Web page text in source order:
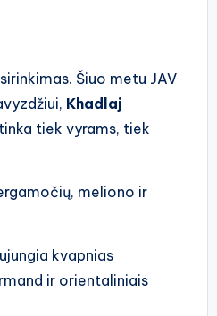
Šiuo metu JAV
Khadlaj
tiek vyrams, tiek
meliono ir
kvapnias
ir orientaliniais